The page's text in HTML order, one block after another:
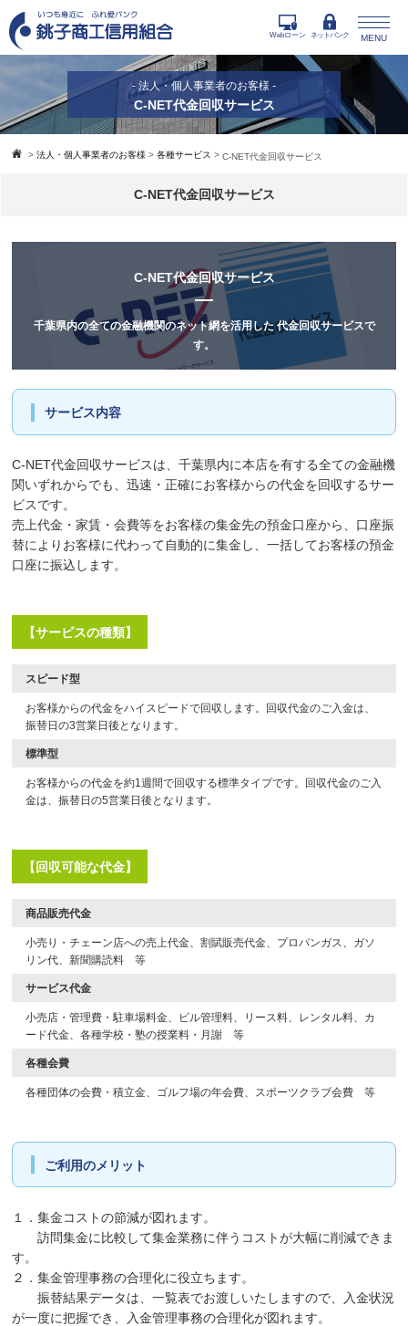
MENU
Webローン ネットバンク
- 法人・個人事業者のお客様 -
C-NET代金回収サービス
>法人・個人事業者のお客様 >各種サービス >C-NET代金回収サービス
C-NET代金回収サービス
C-NET代金回収サービス
千葉県内の全ての金融機関のネット網を活用した代金回収サービスで
す。
サービス内容
C-NET代金回収サービスは、千葉県内に本店を有する全ての金融機
関いずれからでも、迅速・正確にお客様からの代金を回収するサー
ビスです。
売上代金・家賃・会費等をお客様の集金先の預金口座から、口座振
替によりお客様に代わって自動的に集金し、一括してお客様の預金
口座に振込します。
【サービスの種類】
スピード型
お客様からの代金をハイスピードで回収します。回収代金のご入金は、
振替日の3営業日後となります。
標準型
お客様からの代金を約1週間で回収する標準タイプです。回収代金のご入
金は、振替日の5営業日後となります。
【回収可能な代金】
商品販売代金
小売り・チェーン店への売上代金、割賦販売代金、プロパンガス、ガソ
リン代、新聞購読料 等
サービス代金
小売店・管理費・駐車場料金、ビル管理料、リース料、レンタル料、カ
ード代金、各種学校・塾の授業料・月謝 等
各種会費
各種団体の会費・積立金、ゴルフ場の年会費、スポーツクラブ会費 等
ご利用のメリット
１．集金コストの節減が図れます。
訪問集金に比較して集金業務に伴うコストが大幅に削減できま
す。
２．集金管理事務の合理化に役立ちます。
振替結果データは、一覧表でお渡しいたしますので、入金状況
が一度に把握でき、入金管理事務の合理化が図れます。